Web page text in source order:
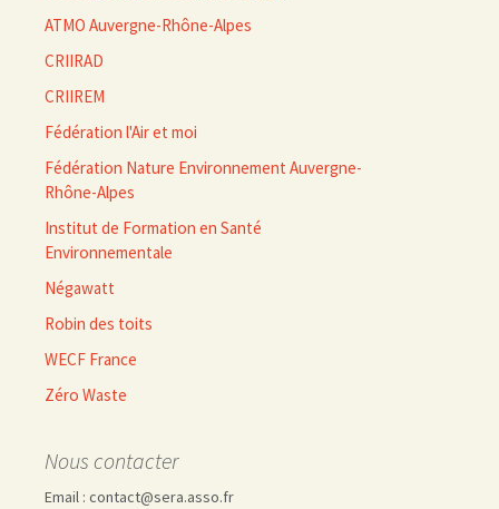
ATMO Auvergne-Rhône-Alpes
CRIIRAD
CRIIREM
Fédération l'Air et moi
Fédération Nature Environnement Auvergne-
Rhône-Alpes
Institut de Formation en Santé
Environnementale
Négawatt
Robin des toits
WECF France
Zéro Waste
Nous contacter
Email : contact@sera.asso.fr